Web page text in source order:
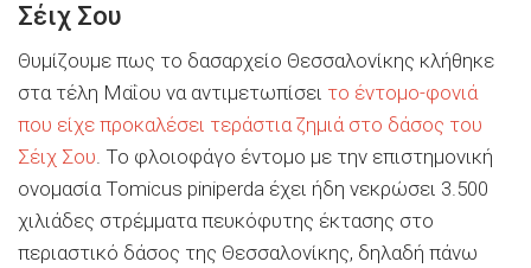
Σέιχ Σου
Θυμίζουμε πως το δασαρχείο Θεσσαλονίκης κλήθηκε
στα τέλη Μαΐου να αντιμετωπίσει το έντομο-φονιά
που είχε προκαλέσει τεράστια ζημιά στο δάσος του
Σέιχ Σου. Το φλοιοφάγο έντομο με την επιστημονική
ονομασία Tomicus piniperda έχει ήδη νεκρώσει 3.500
χιλιάδες στρέμματα πευκόφυτης έκτασης στο
περιαστικό δάσος της Θεσσαλονίκης, δηλαδή πάνω